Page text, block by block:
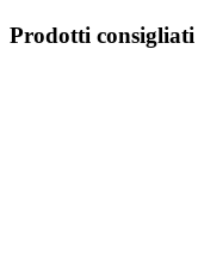
Prodotti consigliati